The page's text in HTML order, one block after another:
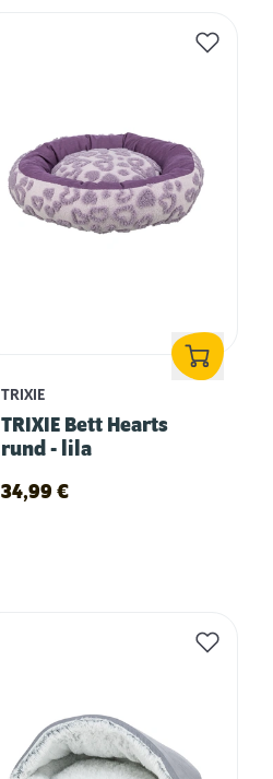
TRIXIE
TRIXIE Bett Hearts
rund - lila
34,99 €